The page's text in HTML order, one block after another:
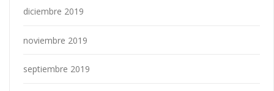
diciembre 2019
noviembre 2019
septiembre 2019